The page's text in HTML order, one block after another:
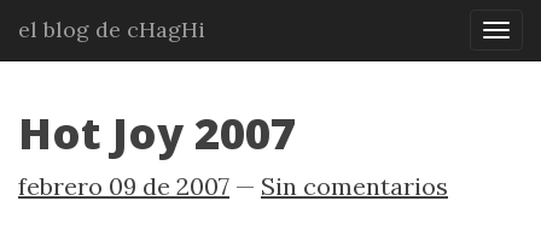
principal
el blog de cHagHi
Hot Joy 2007
febrero 09 de 2007 Sin comentarios